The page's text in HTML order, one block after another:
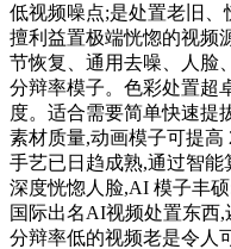
低视频噪点;是处置老旧、
擅利益置极端恍惚的视频
节恢复、通用去噪、人脸
分辩率模子。色彩处置超
度。适合需要简单快速提
素材质量,动画模子可提高
手艺已日趋成熟,通过智
深度恍惚人脸,AI 模子丰
国际出名AI视频处置东西,
分辩率低的视频老是令人